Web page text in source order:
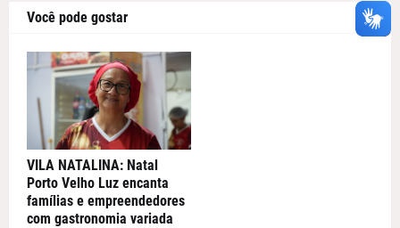
Você pode gostar
VILA NATALINA: Natal
Porto Velho Luz encanta
famílias e empreendedores
com gastronomia variada